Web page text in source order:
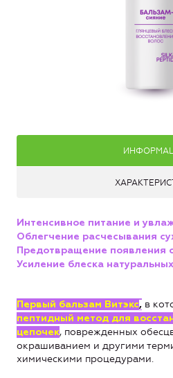
Интенсивное питание и
Облегчение расчесывания
Предотвращение появления
Усиление блеска
Первый бальзам Витэкс, в
пептидный метод для
цепочек, поврежденных
окрашиванием и другими
химическими процедурами.